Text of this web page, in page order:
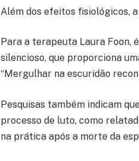
Além dos efeitos fisiológicos,
Para a terapeuta Laura Foon,
silencioso, que proporciona
“Mergulhar na escuridão
Pesquisas também indicam
processo de luto, como
na prática após a morte da